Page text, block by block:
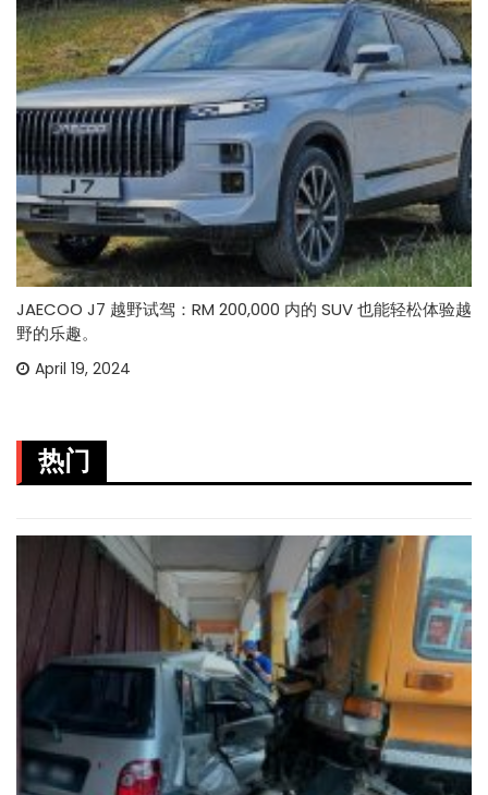
JAECOO J7 越野试驾：RM 200,000 内的 SUV 也能轻松体验越
野的乐趣。
April 19, 2024
热门